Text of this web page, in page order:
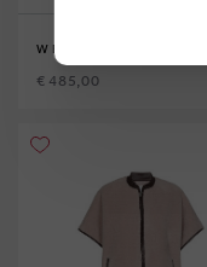
WEEKEND -
€ 485,00